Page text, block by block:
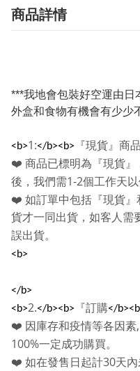
商品詳情
***我地會包裝好空運由日
外盒和食物有機會有少少
<b>1:</b><b> 『現貨』商品
❤️ 商品已標明為『現貨
後，我們需1-2個工作天以
❤️ 如訂單中包括『現貨
貨才一同出貨，如客人需
誤出貨。
<b>
</b>
<b>2.</b><b> 『訂購</
❤️ 因庫存和疫情等各因素,
100%一定成功購買。
❤️ 如在發售日起計30天